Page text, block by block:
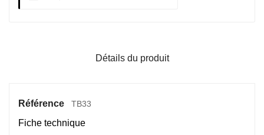
Détails du produit
Référence TB33
Fiche technique